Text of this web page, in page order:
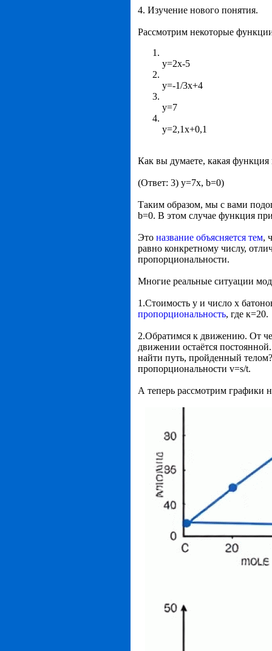
4. Изучение нового понятия.
Рассмотрим некоторые
у=2х-5
у=-1/3х+4
у=7
у=2,1х+0,1
Как вы думаете, какая
(Ответ: 3) у=7х, b=0)
Таким образом, мы с вами
b=0. В этом случае функция
Это название объясняется тем,
равно конкретному числу,
пропорциональности.
Многие реальные ситуации
1.Стоимость у и число х
пропорциональность, где к=20.
2.Обратимся к движению. От
движении остаётся
найти путь, пройденный
пропорциональности v=s/t.
А теперь рассмотрим графики